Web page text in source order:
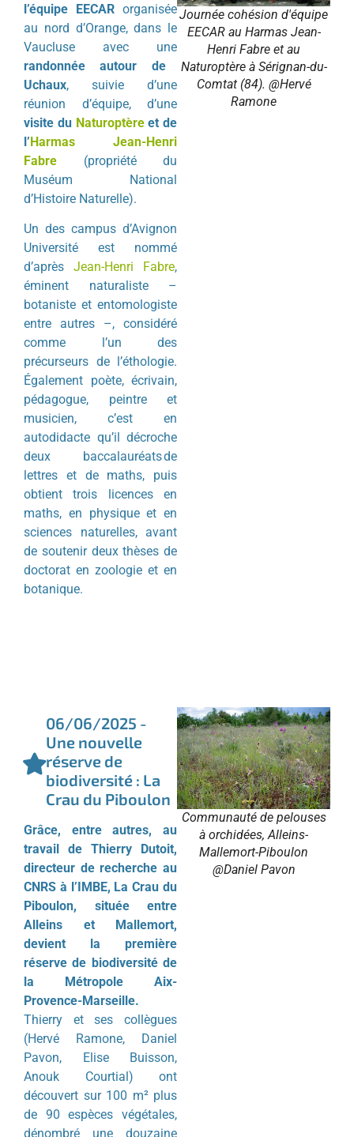
l’équipe EECAR organisée
au nord d’Orange, dans le
Vaucluse avec une
randonnée autour de
Uchaux, suivie d’une
réunion d’équipe, d’une
visite du Naturoptèreet de
l’Harmas Jean-Henri
Fabre (propriété du
Muséum National
d’Histoire Naturelle).
Un des campus d’Avignon
Université est nommé
d’après Jean-Henri Fabre,
éminent naturaliste –
botaniste et entomologiste
entre autres –, considéré
comme l’un des
précurseurs de l’éthologie.
Également poète, écrivain,
pédagogue, peintre et
musicien, c’est en
autodidacte qu’il décroche
deux baccalauréats de
lettres et de maths, puis
obtient trois licences en
maths, en physique et en
sciences naturelles, avant
de soutenir deux thèses de
doctorat en zoologie et en
botanique.
Journée cohésion d'équipe
EECAR au Harmas Jean-
Henri Fabre et au
Naturoptère à Sérignan-du-
Comtat (84). @Hervé
Ramone
06/06/2025 -
Une nouvelle
réserve de
biodiversité : La
Crau du Piboulon
Grâce, entre autres, au
travail de Thierry Dutoit,
directeur de recherche au
CNRS à l’IMBE, La Crau du
Piboulon, située entre
Alleins et Mallemort,
devient la première
réserve de biodiversité de
la Métropole Aix-
Provence-Marseille.
Thierry et ses collègues
(Hervé Ramone, Daniel
Pavon, Elise Buisson,
Anouk Courtial) ont
découvert sur 100 m² plus
de 90 espèces végétales,
dénombré une douzaine
Communauté de pelouses
à orchidées, Alleins-
Mallemort-Piboulon
@Daniel Pavon